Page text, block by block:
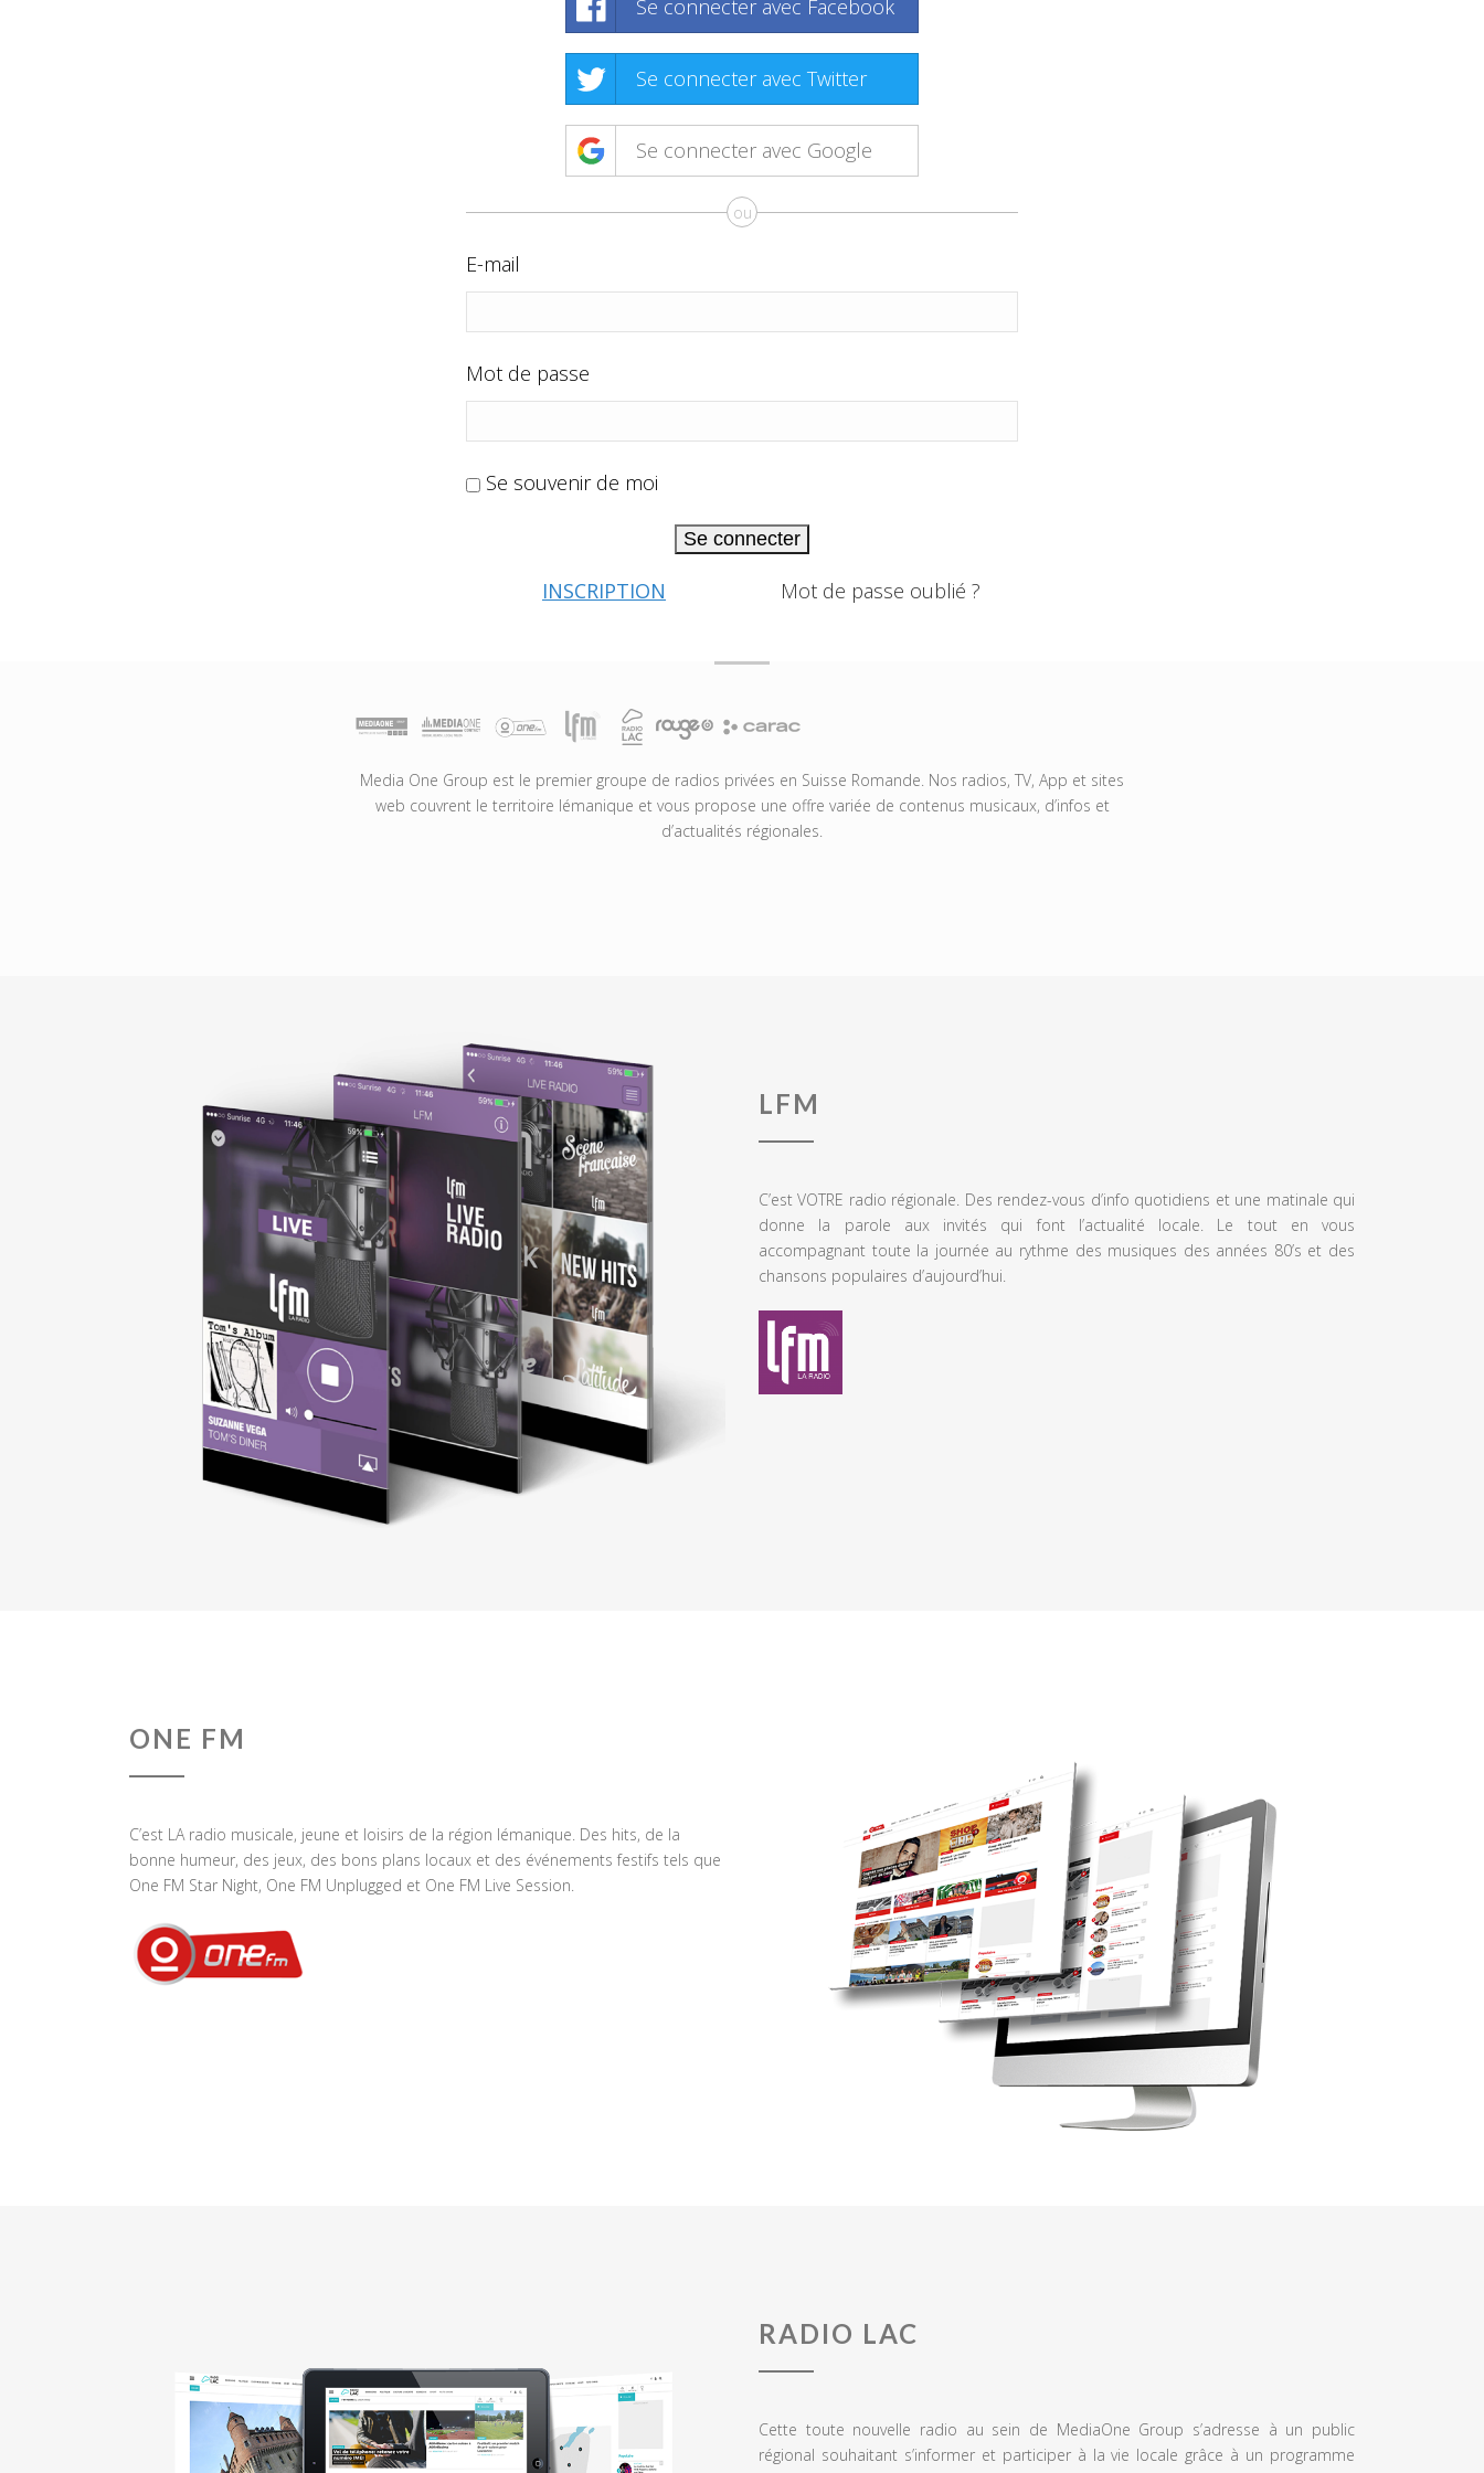
Se connecter avec Facebook
Se connecter avec Twitter
Se connecter avec Google
ou
E-mail
Mot de passe
Se souvenir de moi
Se connecter
INSCRIPTION Mot de passe oublié ?
Media One Group est le premier groupe de radios privées en Suisse Romande. Nos radios, TV, App et sites
web couvrent le territoire lémanique et vous propose une offre variée de contenus musicaux, d’infos et
d’actualités régionales.
LFM
C’est VOTRE radio régionale. Des rendez-vous d’info quotidiens et une matinale qui
donne la parole aux invités qui font l’actualité locale. Le tout en vous
accompagnant toute la journée au rythme des musiques des années 80’s et des
chansons populaires d’aujourd’hui.
ONE FM
C’est LA radio musicale, jeune et loisirs de la région lémanique. Des hits, de la
bonne humeur, des jeux, des bons plans locaux et des événements festifs tels que
One FM Star Night, One FM Unplugged et One FM Live Session.
RADIO LAC
Cette toute nouvelle radio au sein de MediaOne Group s’adresse à un public
régional souhaitant s’informer et participer à la vie locale grâce à un programme